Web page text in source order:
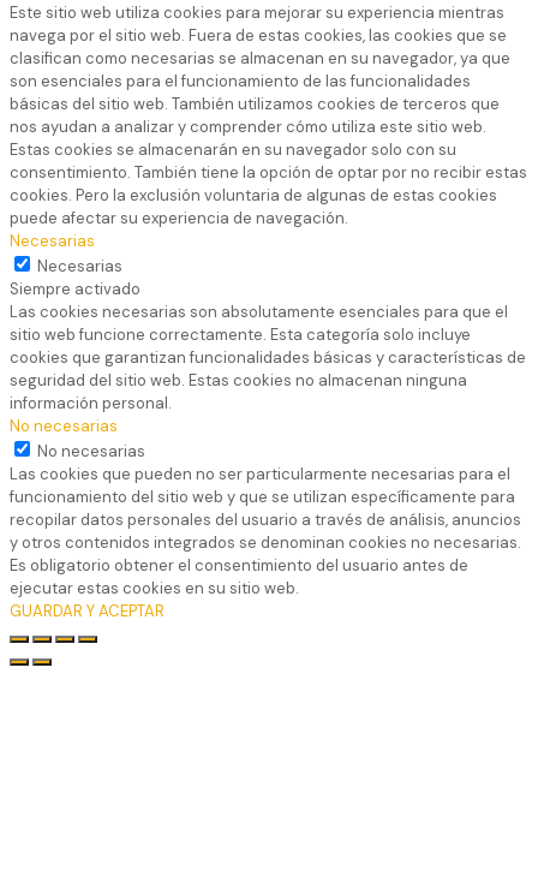
Este sitio web utiliza cookies para mejorar su experiencia mientras
navega por el sitio web. Fuera de estas cookies, las cookies que se
clasifican como necesarias se almacenan en su navegador, ya que
son esenciales para el funcionamiento de las funcionalidades
básicas del sitio web. También utilizamos cookies de terceros que
nos ayudan a analizar y comprender cómo utiliza este sitio web.
Estas cookies se almacenarán en su navegador solo con su
consentimiento. También tiene la opción de optar por no recibir estas
cookies. Pero la exclusión voluntaria de algunas de estas cookies
puede afectar su experiencia de navegación.
Necesarias
Necesarias
Siempre activado
Las cookies necesarias son absolutamente esenciales para que el
sitio web funcione correctamente. Esta categoría solo incluye
cookies que garantizan funcionalidades básicas y características de
seguridad del sitio web. Estas cookies no almacenan ninguna
información personal.
No necesarias
No necesarias
Las cookies que pueden no ser particularmente necesarias para el
funcionamiento del sitio web y que se utilizan específicamente para
recopilar datos personales del usuario a través de análisis, anuncios
y otros contenidos integrados se denominan cookies no necesarias.
Es obligatorio obtener el consentimiento del usuario antes de
ejecutar estas cookies en su sitio web.
GUARDAR Y ACEPTAR